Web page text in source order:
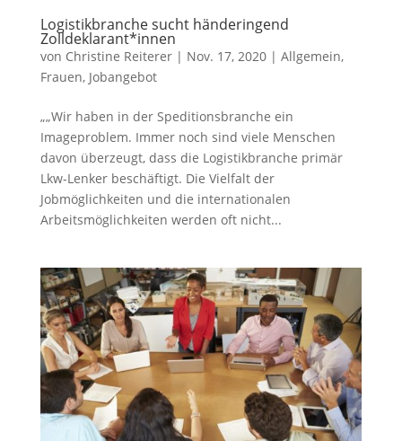
Logistikbranche sucht händeringend
Zolldeklarant*innen
von Christine Reiterer| Nov. 17, 2020| Allgemein,
Frauen, Jobangebot
„„Wir haben in der Speditionsbranche ein
Imageproblem. Immer noch sind viele Menschen
davon überzeugt, dass die Logistikbranche primär
Lkw-Lenker beschäftigt. Die Vielfalt der
Jobmöglichkeiten und die internationalen
Arbeitsmöglichkeiten werden oft nicht...